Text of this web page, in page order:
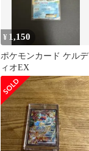
¥ 1,150
ポケモンカード ケルデ
ィオEX